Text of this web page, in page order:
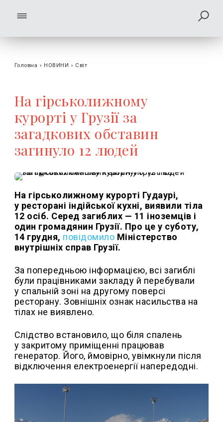
Головна › НОВИНИ › Світ
На гірськолижному
курорті у Грузії за
загадкових обставин
загинуло 12 людей
На гірськолижному курорті Гудаурі,
у ресторані індійської кухні, виявили тіла
12 осіб. Серед загиблих — 11 іноземців і
один громадянин Грузії. Про це у суботу,
14 грудня, повідомило Міністерство
внутрішніх справ Грузії.
За попередньою інформацією, всі загиблі
були працівниками закладу й перебували
у спальній зоні на другому поверсі
ресторану. Зовнішніх ознак насильства на
тілах не виявлено.
Слідство встановило, що біля спалень
у закритому приміщенні працював
генератор. Його, ймовірно, увімкнули після
відключення електроенергії напередодні.